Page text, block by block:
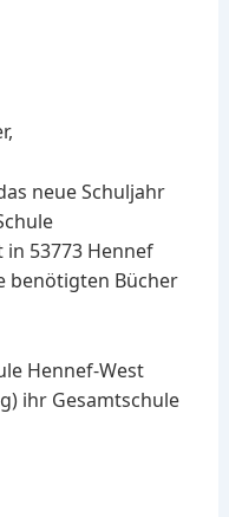
neue Schuljahr
in 53773 Hennef
benötigten Bücher
Hennef-West
ihr Gesamtschule